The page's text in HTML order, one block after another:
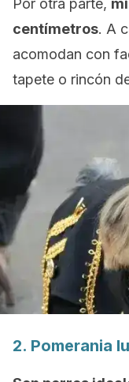
Por otra parte,
centímetros. A
acomodan con
tapete o rincón
2. Pomerania